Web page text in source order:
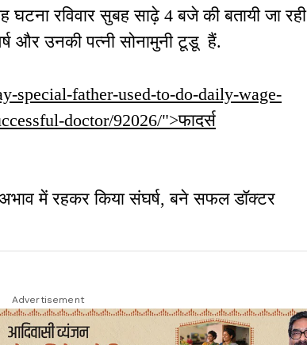
घटना रविवार सुबह साढ़े 4 बजे की बतायी जा रही
और उनकी पत्नी सोनामुनी टूडू हैं.
special-father-used-to-do-daily-wage-
doctor/92026/">फादर्स
में रहकर किया संघर्ष, बने सफल डॉक्टर
Advertisement